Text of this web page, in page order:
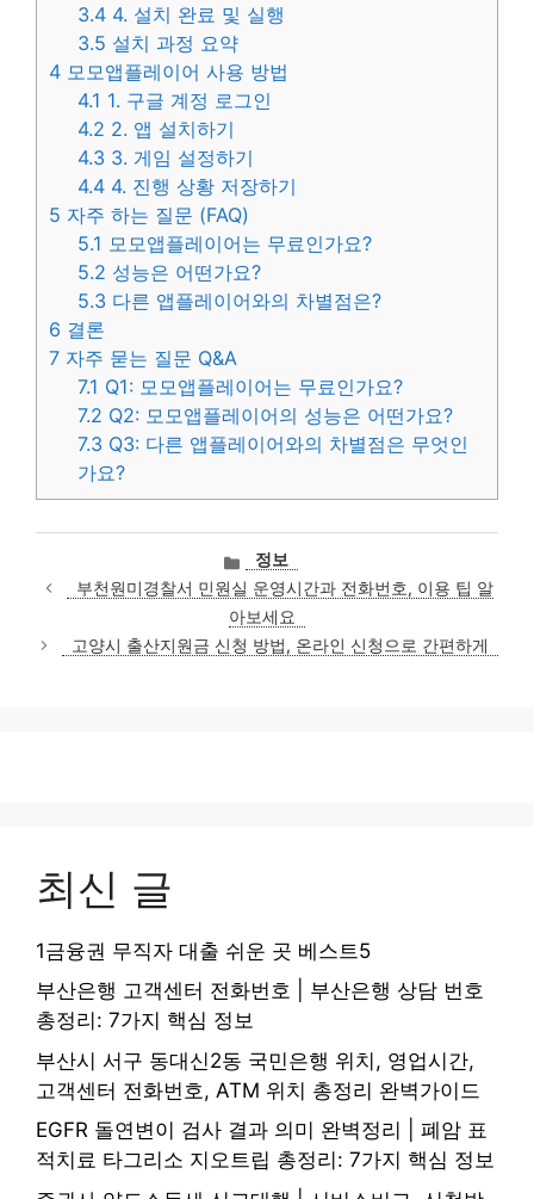
3.4 4. 설치 완료 및 실행
3.5 설치 과정 요약
4 모모앱플레이어 사용 방법
4.1 1. 구글 계정 로그인
4.2 2. 앱 설치하기
4.3 3. 게임 설정하기
4.4 4. 진행 상황 저장하기
5 자주 하는 질문 (FAQ)
5.1 모모앱플레이어는 무료인가요?
5.2 성능은 어떤가요?
5.3 다른 앱플레이어와의 차별점은?
6 결론
7 자주 묻는 질문 Q&A
7.1 Q1: 모모앱플레이어는 무료인가요?
7.2 Q2: 모모앱플레이어의 성능은 어떤가요?
7.3 Q3: 다른 앱플레이어와의 차별점은 무엇인
가요?
카
테
고
리
정보
부천원미경찰서 민원실 운영시간과 전화번호, 이용 팁 알
아보세요
고양시 출산지원금 신청 방법, 온라인 신청으로 간편하게
최신 글
1금융권 무직자 대출 쉬운 곳 베스트5
부산은행 고객센터 전화번호 | 부산은행 상담 번호
총정리: 7가지 핵심 정보
부산시 서구 동대신2동 국민은행 위치, 영업시간,
고객센터 전화번호, ATM 위치 총정리 완벽가이드
EGFR 돌연변이 검사 결과 의미 완벽정리 | 폐암 표
적치료 타그리소 지오트립 총정리: 7가지 핵심 정보